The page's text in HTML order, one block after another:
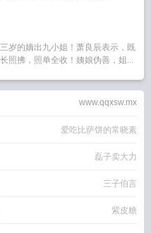
岁的嫡出九小姐！萧良辰表示，既
照拂，照单全收！姨娘伪善，姐...
www.qqxsw.mx
爱吃比萨饼的常晓素
磊子卖大力
三子伯言
紫皮糖